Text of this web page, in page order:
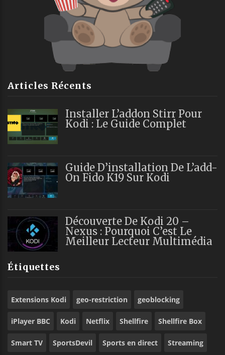
Articles Récents
Installer L’addon Stirr Pour
Kodi : Le Guide Complet
Guide D’installation De L’add-
On Fido K19 Sur Kodi
Découverte De Kodi 20 –
Nexus : Pourquoi C’est Le
Meilleur Lecteur Multimédia
Étiquettes
Extensions Kodi geo-restriction geoblocking
iPlayer BBC Kodi Netflix Shellfire Shellfire Box
Smart TV SportsDevil Sports en direct Streaming